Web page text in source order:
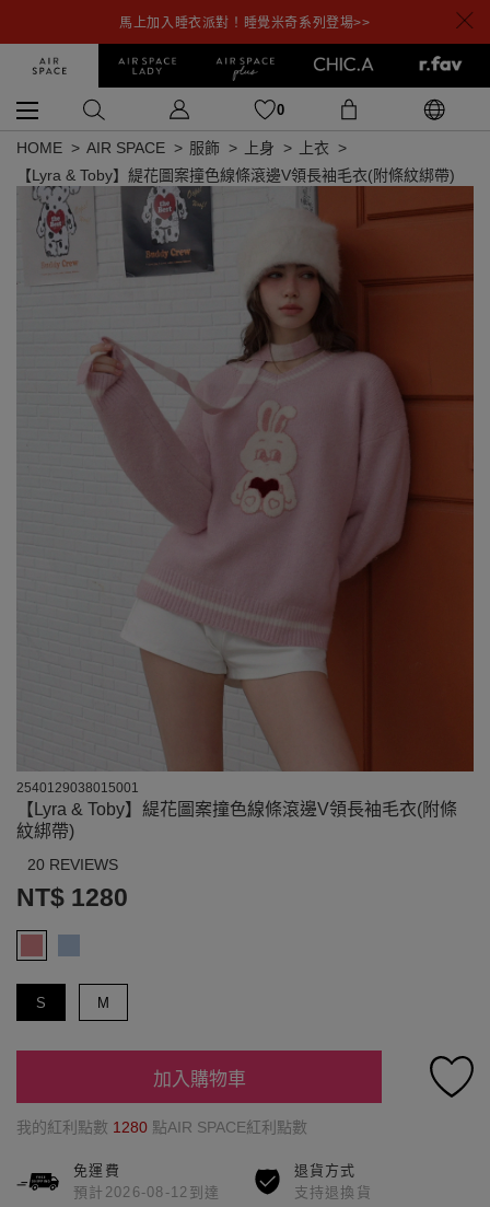
馬上加入睡衣派對！睡覺米奇系列登場>>
0
HOME AIR SPACE 服飾 上身
上衣
【Lyra & Toby】緹花圖案撞色線條滾邊V領長袖毛衣(附條紋綁帶)
2540129038015001
【Lyra & Toby】緹花圖案撞色線條滾邊V領長袖毛衣(附條
紋綁帶)
20 REVIEWS
NT$ 1280
S M
加入購物車
我的紅利點數 1280 點AIR SPACE紅利點數
免運費
預計2026-08-12到達
退貨方式
支持退換貨